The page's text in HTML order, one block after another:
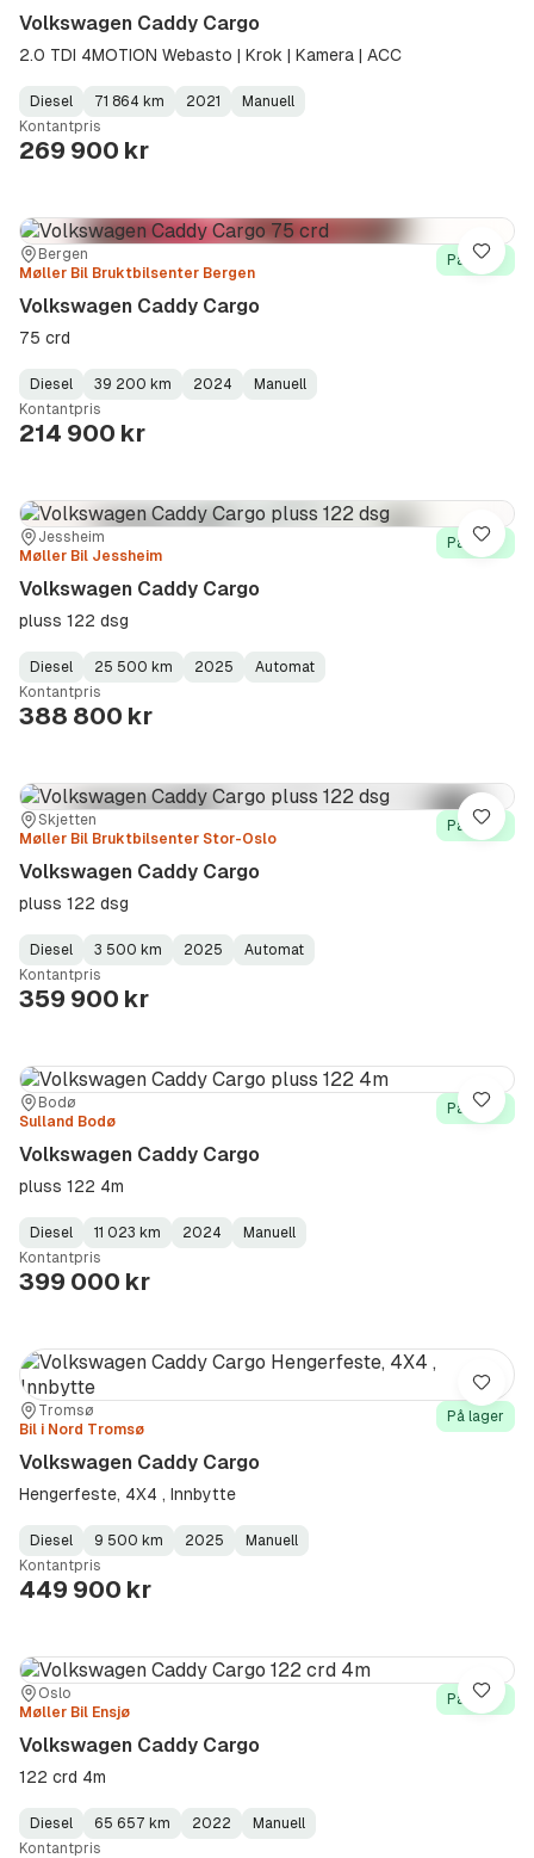
Volkswagen Caddy Cargo
2.0 TDI 4MOTION Webasto | Krok | Kamera | ACC
Fuel
Type:
Diesel
Kilometerstand:
71 864 km
Model
Year:
2021
Gearbox
Type:
Manuell
Kontantpris
269 900 kr
Sted:Bergen
Forhandler:
Møller Bil Bruktbilsenter Bergen
På lager
Volkswagen Caddy Cargo
75 crd
Fuel
Type:
Diesel
Kilometerstand:
39 200 km
Model
Year:
2024
Gearbox
Type:
Manuell
Kontantpris
214 900 kr
Lagre
Sted:Jessheim
Forhandler:
Møller Bil Jessheim
På lager
Volkswagen Caddy Cargo
pluss 122 dsg
Fuel
Type:
Diesel
Kilometerstand:
25 500 km
Model
Year:
2025
Gearbox
Type:
Automat
Kontantpris
388 800 kr
Lagre
Sted:
Skjetten
Forhandler:
Møller Bil Bruktbilsenter Stor-Oslo
På lager
Volkswagen Caddy Cargo
pluss 122 dsg
Fuel
Type:
Diesel
Kilometerstand:
3 500 km
Model
Year:
2025
Gearbox
Type:
Automat
Kontantpris
359 900 kr
Lagre
Sted:
Bodø
Forhandler:
Sulland Bodø
På lager
Volkswagen Caddy Cargo
pluss 122 4m
Fuel
Type:
Diesel
Kilometerstand:
11 023 km
Model
Year:
2024
Gearbox
Type:
Manuell
Kontantpris
399 000 kr
Lagre
Sted:Tromsø
Forhandler:
Bil i Nord Tromsø
På lager
Volkswagen Caddy Cargo
Hengerfeste, 4X4 , Innbytte
Fuel
Type:
Diesel
Kilometerstand:
9 500 km
Model
Year:
2025
Gearbox
Type:
Manuell
Kontantpris
449 900 kr
Lagre
Sted:
Oslo
Forhandler:
Møller Bil Ensjø
På lager
Volkswagen Caddy Cargo
122 crd 4m
Fuel
Diesel
Kilometerstand:
65 657 km
Model
2022
Gearbox
Manuell
Kontantpris
Lagre